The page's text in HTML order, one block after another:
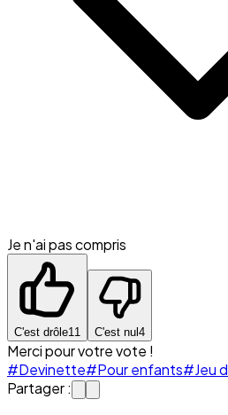
Je n'ai pas compris
C'est drôle11 C'est nul 4
Merci pour votre vote !
#Devinette#Pour enfants#Jeu
Partager :